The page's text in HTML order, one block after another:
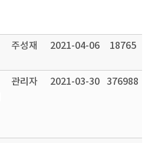
주성재 2021-04-06 18765
관리자 2021-03-30 376988